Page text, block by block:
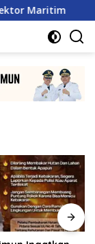
Kejari